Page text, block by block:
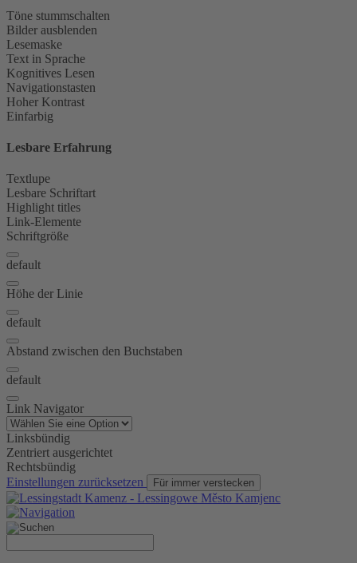
Töne stummschalten
Bilder ausblenden
Lesemaske
Text in Sprache
Kognitives Lesen
Navigationstasten
Hoher Kontrast
Einfarbig
Lesbare Erfahrung
Textlupe
Lesbare Schriftart
Highlight titles
Link-Elemente
Schriftgröße
default
Höhe der Linie
default
Abstand zwischen den Buchstaben
default
Link Navigator
Linksbündig
Zentriert ausgerichtet
Rechtsbündig
Einstellungen zurücksetzen
Für immer verstecken